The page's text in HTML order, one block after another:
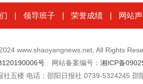
领导班子 荣誉成绩 网站
www.shaoyangnews.net, All Rights
号网站备案编号： 湘ICP备
五楼 电话：邵阳日报社 0739-5324245